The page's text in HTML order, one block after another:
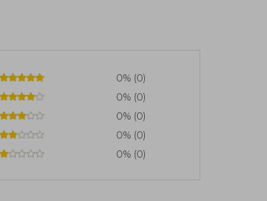
novela Deuda de sangre (1998) fue
dirigida y protagonizada por
tan conocidos como el RBA de
0% (0)
0% (0)
0% (0)
0% (0)
0% (0)